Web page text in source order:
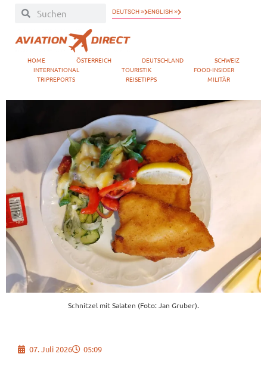
DEUTSCH » ENGLISH »
HOME ÖSTERREICH DEUTSCHLAND
SCHWEIZ
INTERNATIONAL
TOURISTIK
FOOD-INSIDER
TRIPREPORTS
REISETIPPS MILITÄR
Schnitzel mit Salaten (Foto: Jan Gruber).
07. Juli 2026 05:09